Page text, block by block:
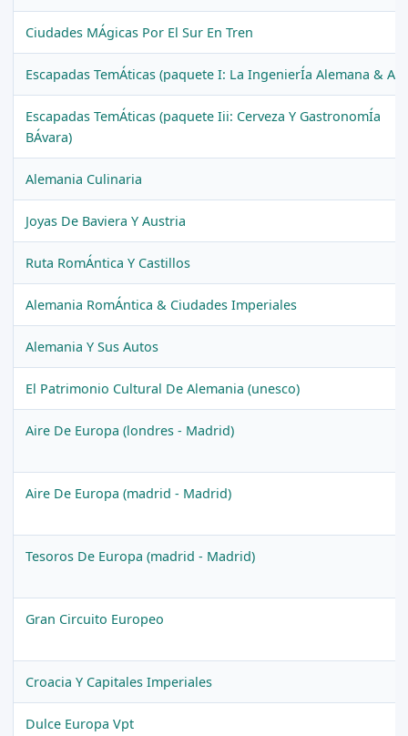
Ciudades MÁgicas Por El Sur En Tren
Escapadas TemÁticas (paquete I: La IngenierÍa Alemana &
Escapadas TemÁticas (paquete Iii: Cerveza Y GastronomÍa
BÁvara)
Alemania Culinaria
Joyas De Baviera Y Austria
Ruta RomÁntica Y Castillos
Alemania RomÁntica & Ciudades Imperiales
Alemania Y Sus Autos
El Patrimonio Cultural De Alemania (unesco)
Aire De Europa (londres - Madrid)
Aire De Europa (madrid - Madrid)
Tesoros De Europa (madrid - Madrid)
Gran Circuito Europeo
Croacia Y Capitales Imperiales
Dulce Europa Vpt